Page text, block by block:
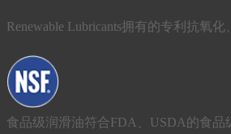
Renewable Lubricants拥有的专利抗氧
食品级润滑油符合FDA、USDA的食品